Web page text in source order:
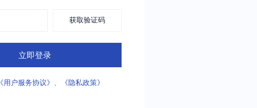
获取验证码
立即登录
《用户服务协议》 、 《隐私政策》